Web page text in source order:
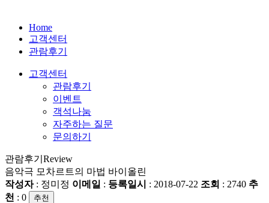
Home
고객센터
관람후기
고객센터
관람후기
이벤트
객석나눔
자주하는 질문
문의하기
관람후기 Review
음악극 모차르트의 마법 바이올린
작성자: 정미정 이메일 : 등록일시 : 2018-07-22 조회 : 2740 추
천 : 0 추천